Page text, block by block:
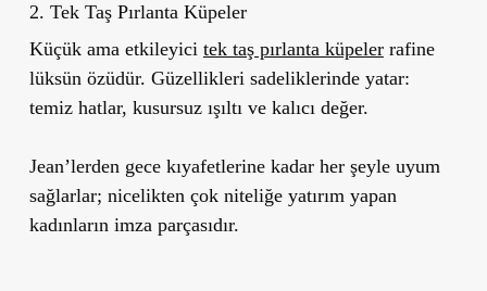
2. Tek Taş Pırlanta Küpeler
Küçük ama etkileyici tek taş pırlanta küpelerrafine
lüksün özüdür. Güzellikleri sadeliklerinde yatar:
temiz hatlar, kusursuz ışıltı ve kalıcı değer.
Jean’lerden gece kıyafetlerine kadar her şeyle uyum
sağlarlar; nicelikten çok niteliğe yatırım yapan
kadınların imza parçasıdır.